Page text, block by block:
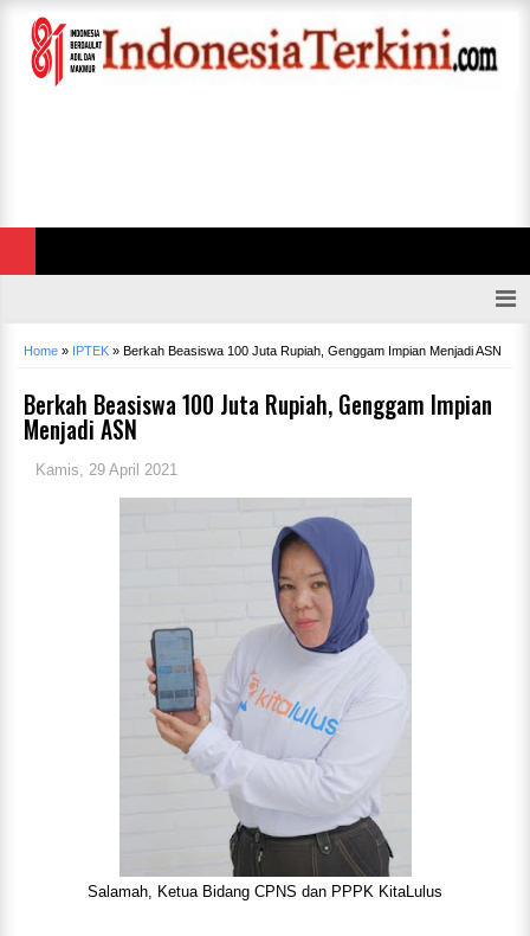
Home » IPTEK » Berkah Beasiswa 100 Juta Rupiah, Genggam Impian Menjadi ASN
Berkah Beasiswa 100 Juta Rupiah, Genggam Impian
Menjadi ASN
Kamis, 29 April 2021
Salamah, Ketua Bidang CPNS dan PPPK KitaLulus